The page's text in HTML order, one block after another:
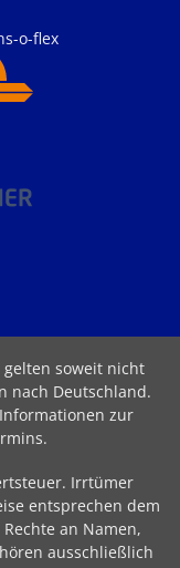
o-flex
soweit nicht
nach Deutschland.
zur
.
Irrtümer
entsprechen dem
an Namen,
ausschließlich